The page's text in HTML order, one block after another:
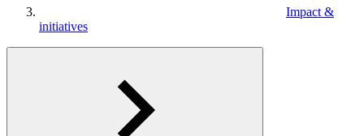
Impact &
initiatives